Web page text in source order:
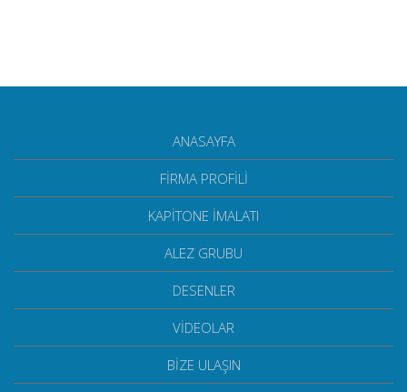
ANASAYFA
FİRMA PROFİLİ
KAPİTONE İMALATI
ALEZ GRUBU
DESENLER
VİDEOLAR
BİZE ULAŞIN